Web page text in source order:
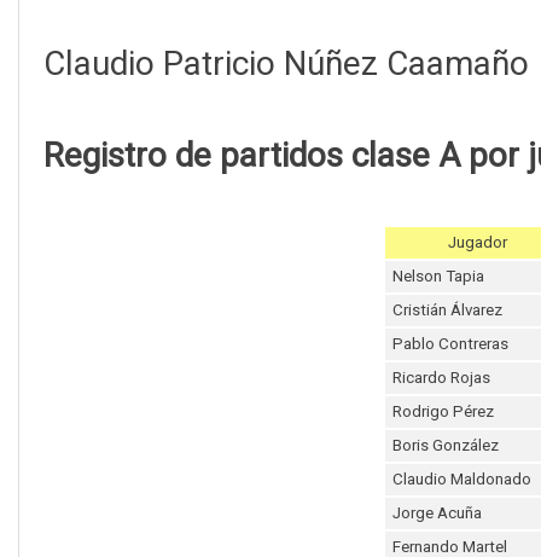
Claudio Patricio Núñez Caamaño
Registro de partidos clase A por
Jugador
Nelson Tapia
Cristián Álvarez
Pablo Contreras
Ricardo Rojas
Rodrigo Pérez
Boris González
Claudio Maldonado
Jorge Acuña
Fernando Martel